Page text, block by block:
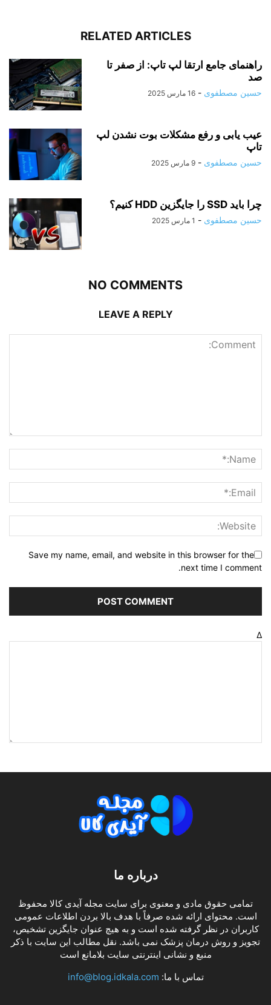
RELATED ARTICLES
راهنمای جامع ارتقا لپ‌ تاپ: از صفر تا
صد
حسین مصطفوی - 16 مارس 2025
عیب یابی و رفع مشکلات بوت نشدن لپ‌
تاپ
حسین مصطفوی - 9 مارس 2025
چرا باید SSD را جایگزین HDD کنیم؟
حسین مصطفوی - 1 مارس 2025
NO COMMENTS
LEAVE A REPLY
Save my name, email, and website in this browser for the
next time I comment.
Δ
درباره ما
تمامی حقوق مادی و معنوی برای سایت مجله آیدی کالا محفوظ
است. محتوای ارائه شده صرفاً با هدف بالا بردن اطلاعات عمومی
کاربران در نظر گرفته شده است و به هیچ عنوان جایگزین تشخیص،
تجویز و روش درمان پزشک نمی باشد. نقل مطالب این سایت با ذکر
منبع و نشانی اینترنتی سایت بلامانع است
تماس با ما: info@blog.idkala.com